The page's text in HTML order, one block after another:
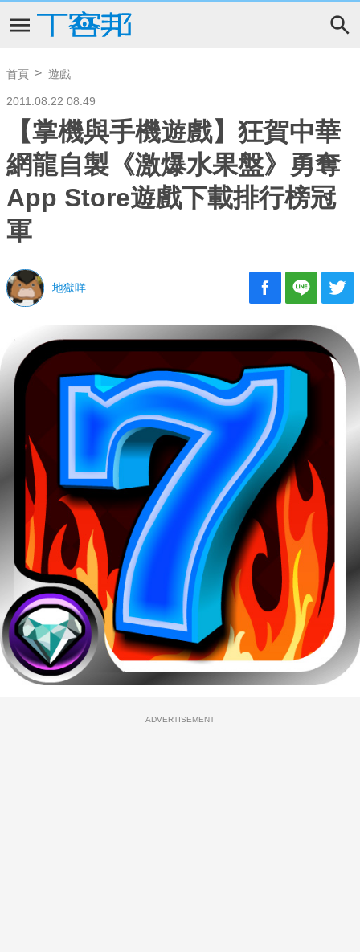
首頁 遊戲
2011.08.22 08:49
【掌機與手機遊戲】狂賀中華
網龍自製《激爆水果盤》勇奪
App Store遊戲下載排行榜冠
軍
地獄咩
ADVERTISEMENT